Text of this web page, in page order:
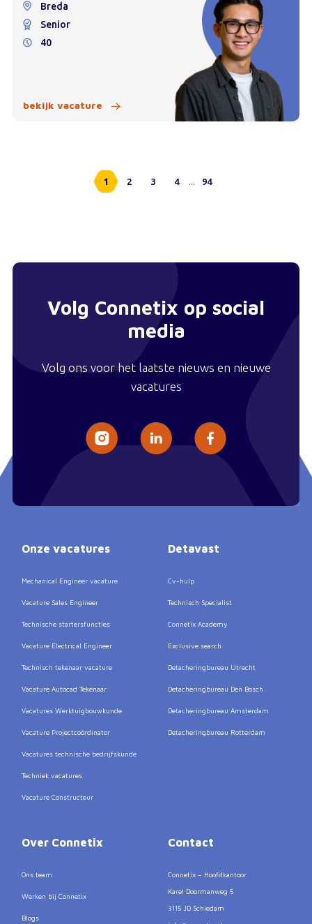
Breda
Senior
40
bekijk vacature
1 2 3 4 ... 94
Volg Connetix op social
media
Volg ons voor het laatste nieuws en nieuwe
vacatures
Onze vacatures
Mechanical Engineer vacature
Vacature Sales Engineer
Technische startersfuncties
Vacature Electrical Engineer
Technisch tekenaar vacature
Vacature Autocad Tekenaar
Vacatures Werktuigbouwkunde
Vacature Projectcoördinator
Vacatures technische bedrijfskunde
Techniek vacatures
Vacature Constructeur
Detavast
Cv-hulp
Technisch Specialist
Connetix Academy
Exclusive search
Detacheringbureau Utrecht
Detacheringbureau Den Bosch
Detacheringbureau Amsterdam
Detacheringbureau Rotterdam
Over Connetix
Ons team
Werken bij Connetix
Blogs
Contact
Connetix – Hoofdkantoor
Karel Doormanweg 5
3115 JD Schiedam